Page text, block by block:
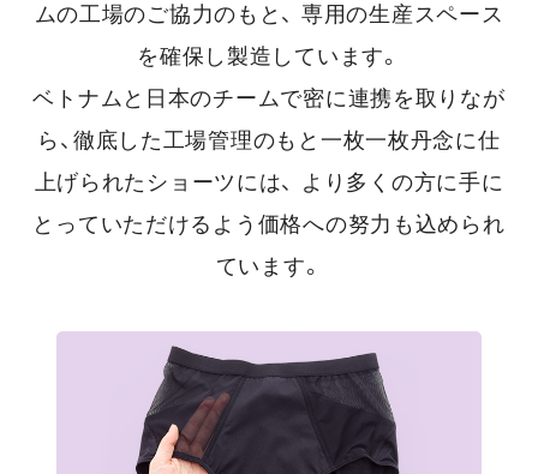
ムの工場のご協力のもと、 専用の生産スペース
を確保し製造しています。
ベトナムと日本のチームで密に連携を取りなが
ら、徹底した工場管理のもと一枚一枚丹念に仕
上げられたショーツには、
より多くの方に手に
とっていただけるよう価格への努力も込められ
ています。